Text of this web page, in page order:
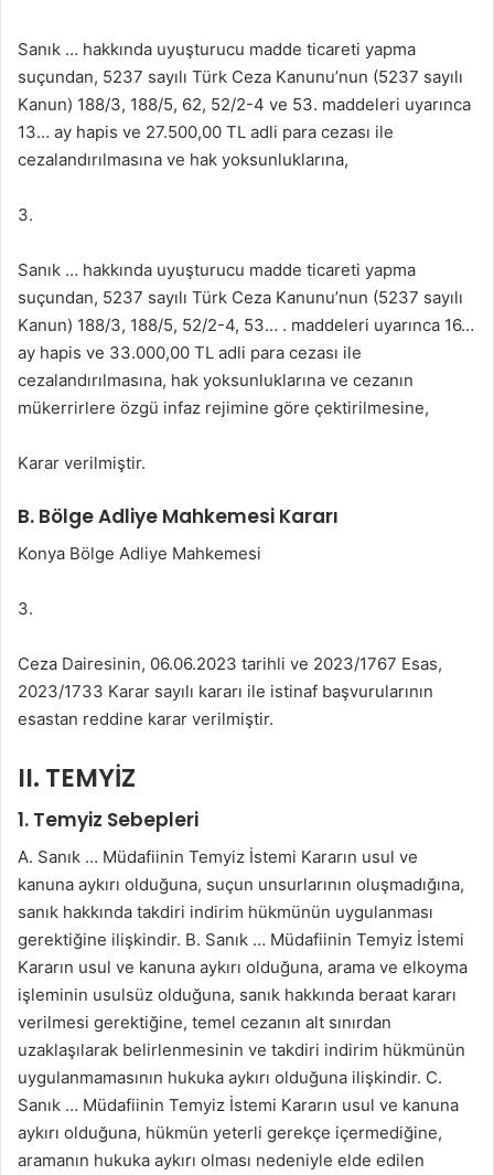
Sanık … hakkında uyuşturucu madde ticareti yapma
suçundan, 5237 sayılı Türk Ceza Kanunu’nun (5237 sayılı
Kanun) 188/3, 188/5, 62, 52/2-4 ve 53. maddeleri uyarınca
13… ay hapis ve 27.500,00 TL adli para cezası ile
cezalandırılmasına ve hak yoksunluklarına,
3.
Sanık … hakkında uyuşturucu madde ticareti yapma
suçundan, 5237 sayılı Türk Ceza Kanunu’nun (5237 sayılı
Kanun) 188/3, 188/5, 52/2-4, 53… . maddeleri uyarınca 16…
ay hapis ve 33.000,00 TL adli para cezası ile
cezalandırılmasına, hak yoksunluklarına ve cezanın
mükerrirlere özgü infaz rejimine göre çektirilmesine,
Karar verilmiştir.
B. Bölge Adliye Mahkemesi Kararı
Konya Bölge Adliye Mahkemesi
3.
Ceza Dairesinin, 06.06.2023 tarihli ve 2023/1767 Esas,
2023/1733 Karar sayılı kararı ile istinaf başvurularının
esastan reddine karar verilmiştir.
II. TEMYİZ
1. Temyiz Sebepleri
A. Sanık … Müdafiinin Temyiz İstemi Kararın usul ve
kanuna aykırı olduğuna, suçun unsurlarının oluşmadığına,
sanık hakkında takdiri indirim hükmünün uygulanması
gerektiğine ilişkindir. B. Sanık … Müdafiinin Temyiz İstemi
Kararın usul ve kanuna aykırı olduğuna, arama ve elkoyma
işleminin usulsüz olduğuna, sanık hakkında beraat kararı
verilmesi gerektiğine, temel cezanın alt sınırdan
uzaklaşılarak belirlenmesinin ve takdiri indirim hükmünün
uygulanmamasının hukuka aykırı olduğuna ilişkindir. C.
Sanık … Müdafiinin Temyiz İstemi Kararın usul ve kanuna
aykırı olduğuna, hükmün yeterli gerekçe içermediğine,
aramanın hukuka aykırı olması nedeniyle elde edilen